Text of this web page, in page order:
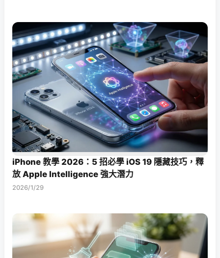
iPhone 教學 2026：5 招必學 iOS 19 隱藏技巧，釋
放 Apple Intelligence 強大潛力
2026/1/29